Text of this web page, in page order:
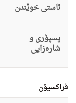
ئاستى خوێندن
پسپۆری و
شارەزایی
فراکسیۆن